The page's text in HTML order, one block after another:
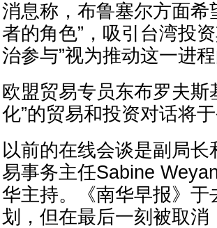
消息称，布鲁塞尔方面希
者的角色”，吸引台湾投
治参与”视为推动这一进
欧盟贸易专员东布罗夫斯
化”的贸易和投资对话将
以前的在线会谈是副局
易事务主任Sabine
华主持。《南华早报》
划，但在最后一刻被取